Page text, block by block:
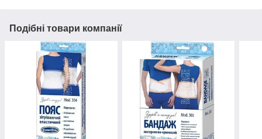
Подібні товари компанії